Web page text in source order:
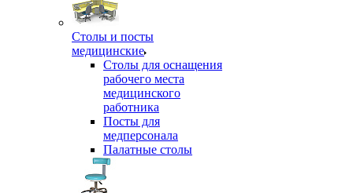
Столы и посты
медицинские
Столы для оснащения
рабочего места
медицинского
работника
Посты для
медперсонала
Палатные столы